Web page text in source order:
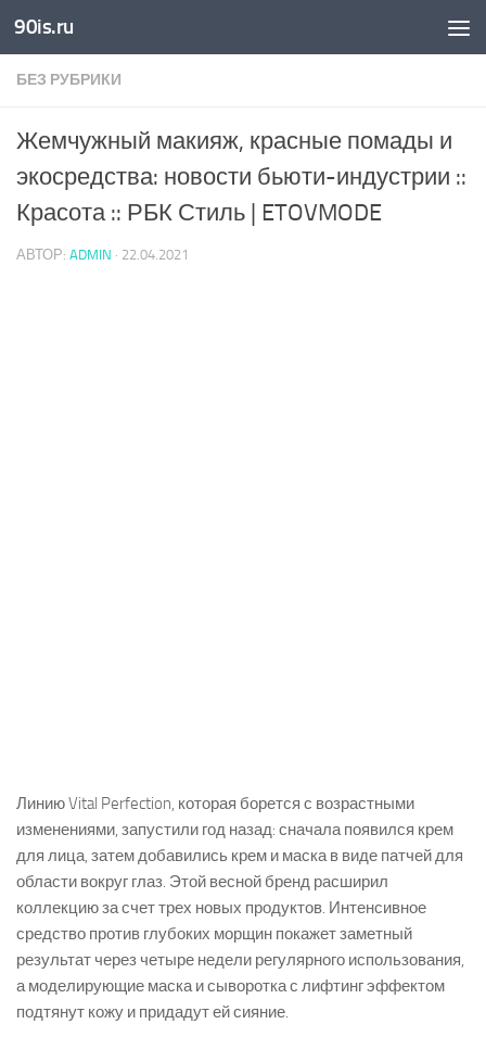
Skip to content
90is.ru
БЕЗ РУБРИКИ
Жемчужный макияж, красные помады и
экосредства: новости бьюти-индустрии ::
Красота :: РБК Стиль | ETOVMODE
АВТОР: ADMIN · 22.04.2021
Линию Vital Perfection, которая борется с возрастными
изменениями, запустили год назад: сначала появился крем
для лица, затем добавились крем и маска в виде патчей для
области вокруг глаз. Этой весной бренд расширил
коллекцию за счет трех новых продуктов. Интенсивное
средство против глубоких морщин покажет заметный
результат через четыре недели регулярного использования,
а моделирующие маска и сыворотка с лифтинг эффектом
подтянут кожу и придадут ей сияние.